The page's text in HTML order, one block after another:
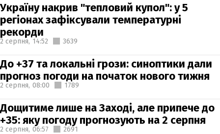
Україну накрив "тепловий купол": у 5
регіонах зафіксували температурні
рекорди
2 серпня, 14:52 3639
До +37 та локальні грози: синоптики дали
прогноз погоди на початок нового тижня
2 серпня, 08:00 1789
Дощитиме лише на Заході, але припече до
+35: яку погоду прогнозують на 2 серпня
2 серпня, 06:57 2691